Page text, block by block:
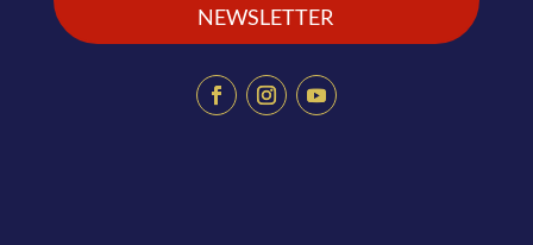
NEWSLETTER